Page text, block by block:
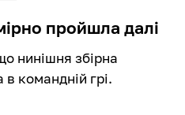
пройшла далі
нинішня збірна
в командній грі.